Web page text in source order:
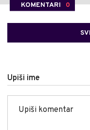
KOMENTARI 0
Upiši ime